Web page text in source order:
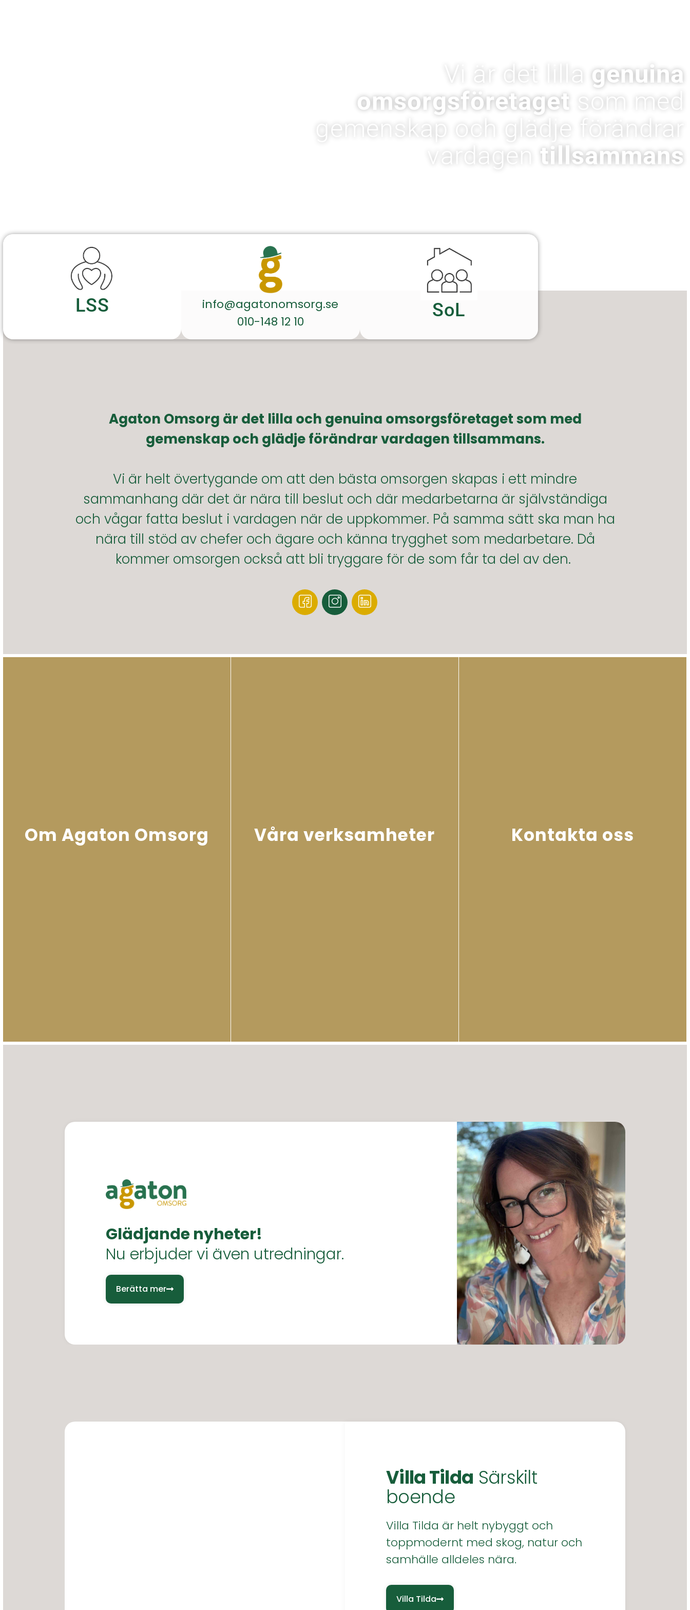
Vi är det lilla genuina
omsorgsföretaget som med
gemenskap och glädje förändrar
vardagen tillsammans
LSS
info@agatonomsorg.se
010-148 12 10
SoL
Agaton Omsorg är det lilla och genuina omsorgsföretaget som med
gemenskap och glädje förändrar vardagen tillsammans.
Vi är helt övertygande om att den bästa omsorgen skapas i ett mindre
sammanhang där det är nära till beslut och där medarbetarna är självständiga
och vågar fatta beslut i vardagen när de uppkommer. På samma sätt ska man ha
nära till stöd av chefer och ägare och känna trygghet som medarbetare. Då
kommer omsorgen också att bli tryggare för de som får ta del av den.
Om Agaton Omsorg Våra verksamheter Kontakta oss
Glädjande nyheter!
Nu erbjuder vi även utredningar.
Berätta mer
Villa Tilda Särskilt
boende
Villa Tilda är helt nybyggt och
toppmodernt med skog, natur och
samhälle alldeles nära.
Villa Tilda